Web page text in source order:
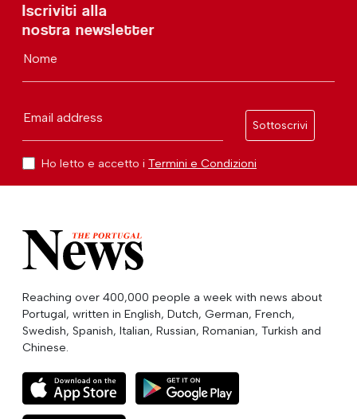
Iscriviti alla
nostra newsletter
Nome
Email address
Sottoscrivi
Ho letto e accetto i Termini e Condizioni
Reaching over 400,000 people a week with news about
Portugal, written in English, Dutch, German, French,
Swedish, Spanish, Italian, Russian, Romanian, Turkish and
Chinese.